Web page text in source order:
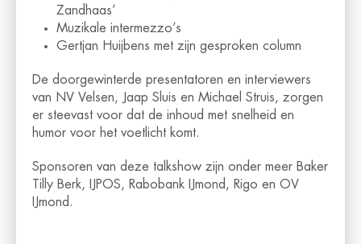
Zandhaas’
Muzikale intermezzo’s
Gertjan Huijbens met zijn gesproken column
De doorgewinterde presentatoren en interviewers
van NV Velsen, Jaap Sluis en Michael Struis, zorgen
er steevast voor dat de inhoud met snelheid en
humor voor het voetlicht komt.
Sponsoren van deze talkshow zijn onder meer Baker
Tilly Berk, IJPOS, Rabobank IJmond, Rigo en OV
IJmond.